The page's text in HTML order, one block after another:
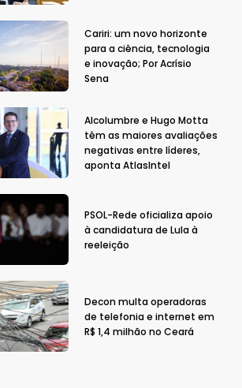
Cariri: um novo horizonte
para a ciência, tecnologia
e inovação; Por Acrísio
Sena
Alcolumbre e Hugo Motta
têm as maiores avaliações
negativas entre líderes,
aponta AtlasIntel
PSOL-Rede oficializa apoio
à candidatura de Lula à
reeleição
Decon multa operadoras
de telefonia e internet em
R$ 1,4 milhão no Ceará